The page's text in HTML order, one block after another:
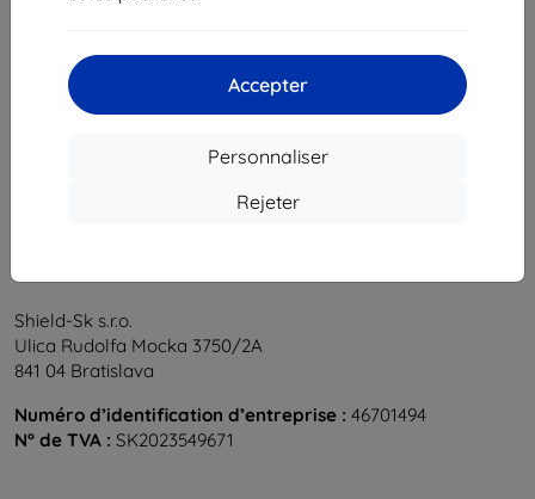
Accepter
Personnaliser
Rejeter
du total
Shield-Sk s.r.o.
Ulica Rudolfa Mocka 3750/2A
841 04 Bratislava
Numéro d’identification d’entreprise : 46701494
N° de TVA : SK2023549671